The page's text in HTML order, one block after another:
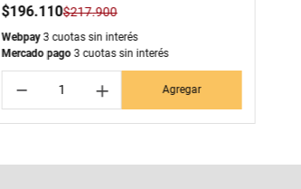
$196.110$217.900
Webpay3 cuotas sin interés
Mercado pago3 cuotas sin interés
＋
－ Agregar